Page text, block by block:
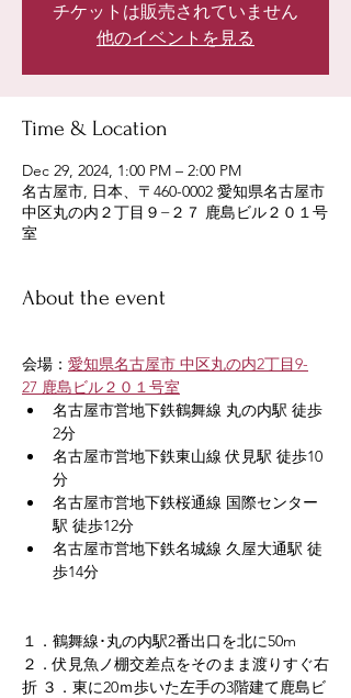
チケットは販売されていません
他のイベントを見る
Time & Location
Dec 29, 2024, 1:00 PM – 2:00 PM
名古屋市, 日本、〒460-0002 愛知県名古屋市
中区丸の内２丁目９−２７ 鹿島ビル２０１号
室
About the event
会場： 愛知県名古屋市 中区丸の内2丁目9-
27 鹿島ビル２０１号室
名古屋市営地下鉄鶴舞線 丸の内駅 徒歩
2分
名古屋市営地下鉄東山線 伏見駅 徒歩10
分
名古屋市営地下鉄桜通線 国際センター
駅 徒歩12分
名古屋市営地下鉄名城線 久屋大通駅 徒
歩14分
１．鶴舞線･丸の内駅2番出口を北に50m
２．伏見魚ノ棚交差点をそのまま渡りすぐ右
折 ３．東に20ｍ歩いた左手の3階建て鹿島ビ